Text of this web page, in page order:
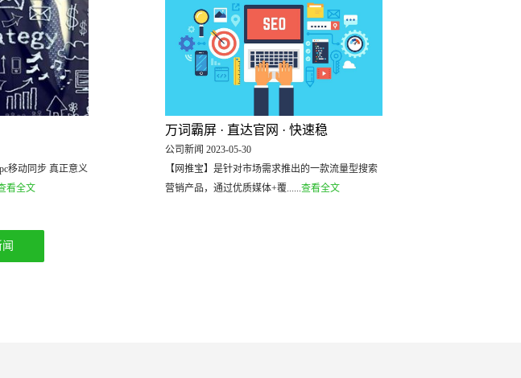
移动同步 真正意义
看全文
万词霸屏 · 直达官网 · 快速稳
公司新闻 2023-05-30
【网推宝】是针对市场需求推出的一款流量型搜索
营销产品，通过优质媒体+覆......查看全文